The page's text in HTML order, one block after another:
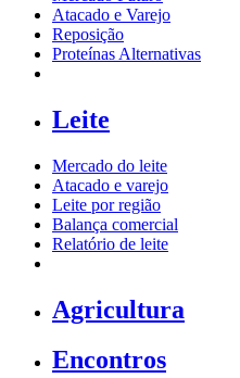
Atacado e Varejo
Reposição
Proteínas Alternativas
Leite
Mercado do leite
Atacado e varejo
Leite por região
Balança comercial
Relatório de leite
Agricultura
Encontros